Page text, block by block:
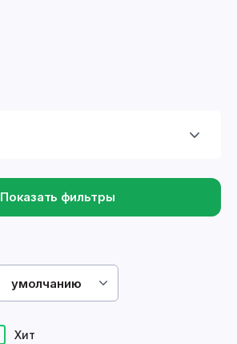
Показать фильтры
Хит
умолчанию